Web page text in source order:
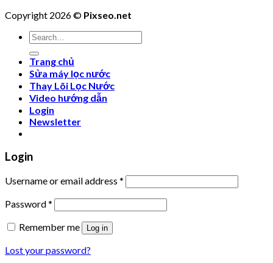
Copyright 2026 © Pixseo.net
Search
for:
Trang chủ
Sửa máy lọc nước
Thay Lõi Lọc Nước
Video hướng dẫn
Login
Newsletter
Login
Username or email address *
Password*
Remember me
Log in
Lost your password?